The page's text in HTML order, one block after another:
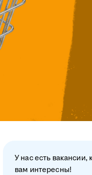
У нас есть
вам интересны!